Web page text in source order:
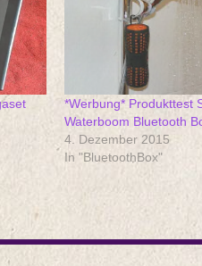
*Werbung* Produkttest
Waterboom Bluetooth
4. Dezember 2015
In "BluetoothBox"